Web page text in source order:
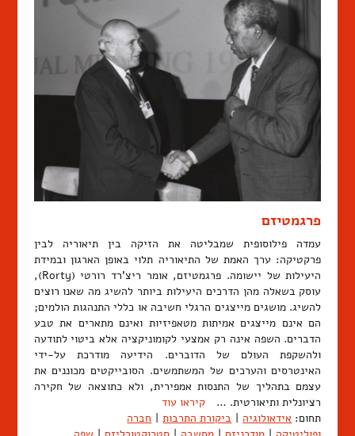
פרגמטיזם
עמדה פילוסופית שמבליטה את הזיקה בין תיאוריה לבין
פרקטיקה: ערך האמת של התיאוריה תלוי באופן הארגון ובמידת
היעילות של יישומה. פרגמטיזם, אומר ריצ'רד רורטי (Rorty),
עוסק בשאלה מהן הדרכים היעילות ביותר להשיג מה שאנו רוצים
להשיג. מושגים מייצגים הרגלי חשיבה או כללי התנהגות הולמים;
הם אינם מייצגים אמיתות מטאפיזיות ואינם מתארים את טבע
הדברים. השפה אינה רק אמצעי לקומוניקציה אלא ביטוי לתודעה
ולהשקפת העולם של הדוברים. הידיעה מודרכת על-ידי
האינטרסים והערכים של המשתמשים. הסובייקטים מכוננים את
עצמם בתהליך של התנסות אמפירית, ולא כתוצאה של חקירה
רציונלית ותיאורטית. … קיראו עוד
תחום: אידאולוגיה | ביקורת התרבות | חברה